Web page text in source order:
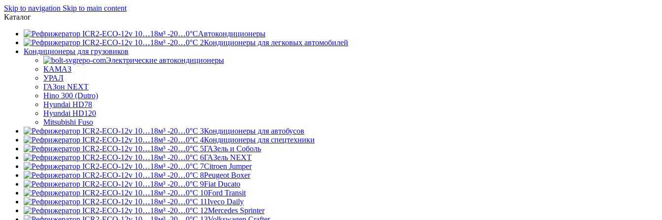
Skip to navigation Skip to main content
Каталог
Автокондиционеры
Кондиционеры для легковых автомобилей
Кондиционеры для грузовиков
Электрические автокондиционеры
КАМАЗ
УРАЛ
ГАЗон NEXT
Hino 300 (Dutro)
Hyundai HD78
Hyundai HD120
Mitsubishi Fuso
Кондиционеры для автобусов
Кондиционеры для спецтехники
ГАЗель и Соболь
ГАЗель NEXT
Citroen Jumper
Peugeot Boxer
Fiat Ducato
Ford Transit
Iveco Daily
Mercedes Sprinter